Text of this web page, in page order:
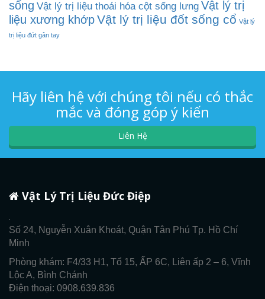
sống Vật lý trị liệu thoái hóa cột sống lưng Vật lý trị
liệu xương khớpVật lý trị liệu đốt sống cổ Vật lý
trị liệu đứt gân tay
Hãy liên hệ với chúng tôi nếu có thắc
mắc và đóng góp ý kiến
Liên Hệ
Vật Lý Trị Liệu Đức Điệp
Số 24, Nguyễn Xuân Khoát, Quận Tân Phú Tp. Hồ Chí
Minh
Phòng khám: F4/33 H1, Tổ 15, ẤP 6C, Liên ấp 2 – 6, Vĩnh
Lộc A, Bình Chánh
Điện thoại: 0908.639.836